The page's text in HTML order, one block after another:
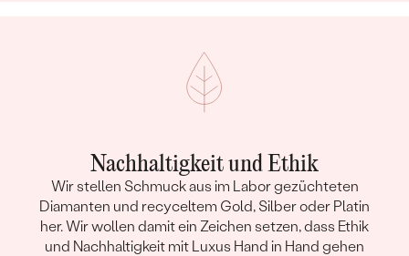
Nachhaltigkeit und Ethik
Wir stellen Schmuck aus im Labor gezüchteten
Diamanten und recyceltem Gold, Silber oder Platin
her. Wir wollen damit ein Zeichen setzen, dass Ethik
und Nachhaltigkeit mit Luxus Hand in Hand gehen